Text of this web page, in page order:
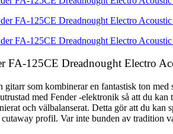
FA-125CE Dreadnought Electro
gitarr som kombinerar en fantastisk ton
med Fender -elektronik så att du
och välbalanserat. Detta gör att du
cutaway profil. Var inte bunden av tradition